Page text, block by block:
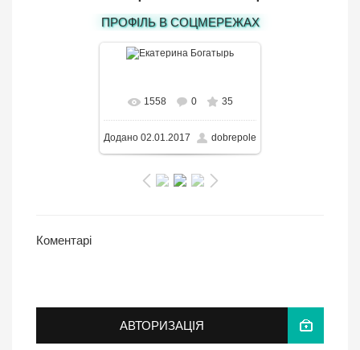
ПРОФІЛЬ В СОЦМЕРЕЖАХ
650x433/ 133.0KB
1558 0 35
Додано 02.01.2017 dobrepole
Коментарі
АВТОРИЗАЦІЯ